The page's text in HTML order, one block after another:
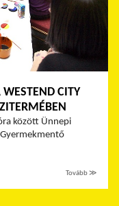
CITY
között Ünnepi
Tovább ≫